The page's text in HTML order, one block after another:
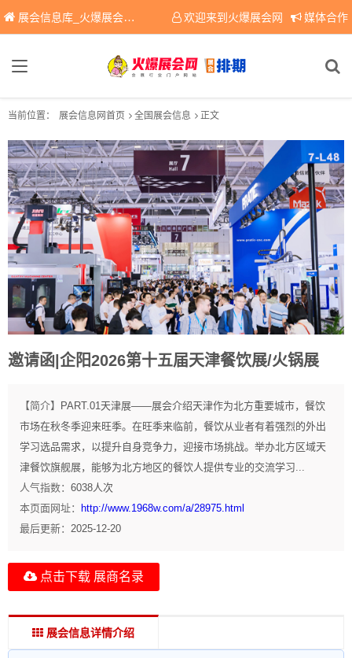
展会信息库_火爆展会网免费展会信息查询平台，提供专业会展服务！ 欢迎来到火爆展会网 媒体合作
当前位置： 展会信息网首页 全国展会信息 正文
邀请函|企阳2026第十五届天津餐饮展/火锅展
【简介】
PART.01天津展——展会介绍天津作为北方重要城市，餐饮
市场在秋冬季迎来旺季。在旺季来临前，餐饮从业者有着强烈的外出
学习选品需求，以提升自身竞争力，迎接市场挑战。举办北方区域天
津餐饮旗舰展，能够为北方地区的餐饮人提供专业的交流学习...
人气指数： 6038人次
本页面网址：
http://www.1968w.com/a/28975.html
最后更新： 2025-12-20
点击下载 展商名录
展会信息详情介绍